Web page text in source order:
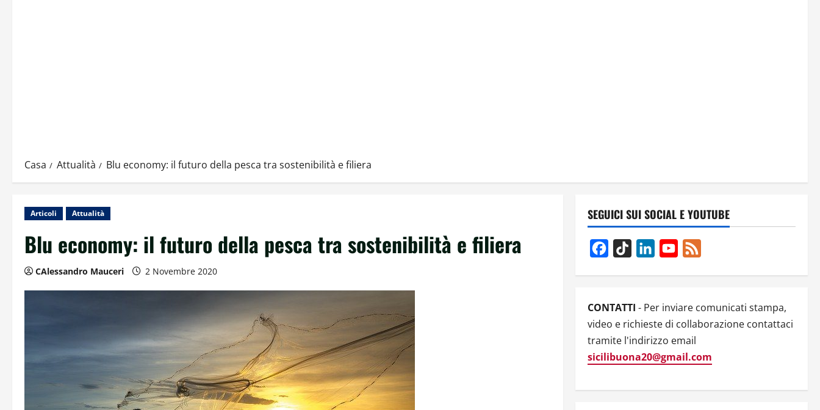
Casa Attualità Blu economy: il futuro della pesca tra sostenibilità e filiera
Articoli Attualità
Blu economy: il futuro della pesca tra sostenibilità e filiera
CAlessandro Mauceri 2 Novembre 2020
SEGUICI SUI SOCIAL E YOUTUBE
Facebook
TikTok LinkedInYouTube
CONTATTI - Per inviare comunicati stampa,
video e richieste di collaborazione contattaci
tramite l'indirizzo email
sicilibuona20@gmail.com